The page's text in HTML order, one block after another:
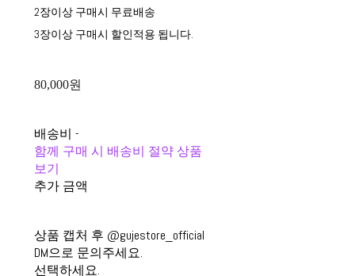
2장이상 구매시 무료배송
3장이상 구매시 할인적용 됩니다.
80,000원
배송비 -
함께 구매 시 배송비 절약 상품
보기
추가 금액
상품 캡처 후 @gujestore_official
DM으로 문의주세요.
선택하세요.